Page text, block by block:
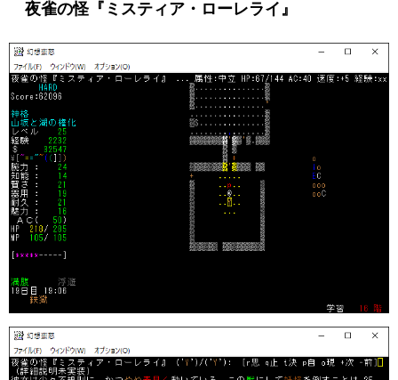
夜雀の怪『ミスティア・ローレライ』